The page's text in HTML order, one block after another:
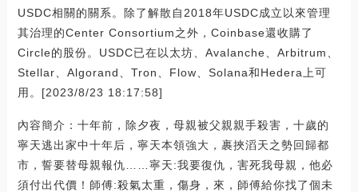
USDC相關的關系。除了解散自2018年USDC成立以來管理
其治理的Center Consortium之外，Coinbase還收購了
Circle的股份。USDC已在以太坊、Avalanche、Arbitrum、
Stellar、Algorand、Tron、Flow、Solana和Hedera上可
用。[2023/8/23 18:17:58]
內容簡介：十年前，除夕夜，母親被父親親手殺害，十歲的
寧天逃出家中十年后，寧天本領強大，裹挾滔天之勢回歸都
市，誓要替母親報仇……寧天:我要復仇，害死我母親，他必
須付出代價！師傅:殺氣太重，傷身，來，師傅給你找了個未